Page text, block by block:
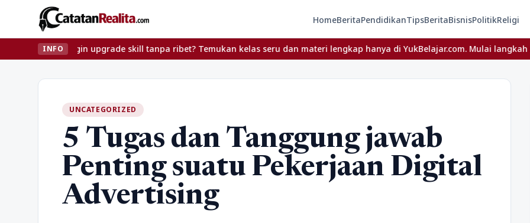
HomeBeritaPendidikanTipsBeritaBisnisPolitikReligi
INFO
Ingin upgrade skill tanpa ribet? Temukan kelas seru dan materi lengkap hanya di YukBelajar.com. Mulai langkah
UNCATEGORIZED
5 Tugas dan Tanggung jawab
Penting suatu Pekerjaan Digital
Advertising